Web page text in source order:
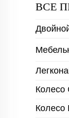
ВСЕ
Колесо
Колесо